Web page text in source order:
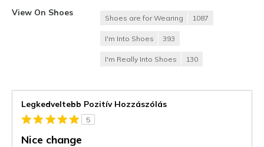
View On Shoes
Shoes are for Wearing 1087
I'm Into Shoes 393
I'm Really Into Shoes 130
Legkedveltebb Pozitív Hozzászólás
5
Nice change